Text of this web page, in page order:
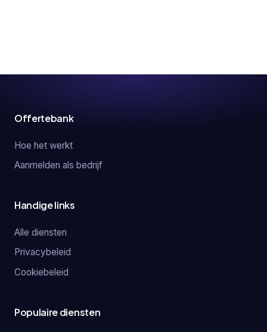
Offertebank
Hoe het werkt
Aanmelden als bedrijf
Handige links
Alle diensten
Privacybeleid
Cookiebeleid
Populaire diensten